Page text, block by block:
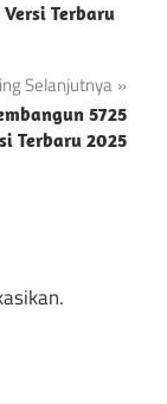
Terbaru
Selanjutnya
5725
Terbaru 2025